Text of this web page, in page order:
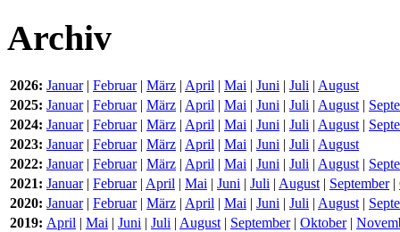
Archiv
2026: Januar| Februar| März | April | Mai | Juni | Juli | August
2025: Januar| Februar| März | April | Mai | Juni | Juli | August|
2024: Januar| Februar| März | April | Mai | Juni | Juli | August|
2023: Januar| Februar| März | April | Mai | Juni | Juli | August
2022: Januar| Februar| März | April | Mai | Juni | Juli | August|
2021: Januar| Februar| April | Mai | Juni | Juli | August| September|
2020: Januar| Februar| März | April | Mai | Juni | Juli | August|
2019: April | Mai | Juni | Juli | August| September| Oktober|